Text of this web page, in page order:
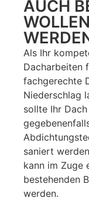
AUCH
Als Ihr
Dacharbeiten
fachgerechte
Niederschlag
sollte Ihr
saniert
kann im Zuge
bestehenden
werden.